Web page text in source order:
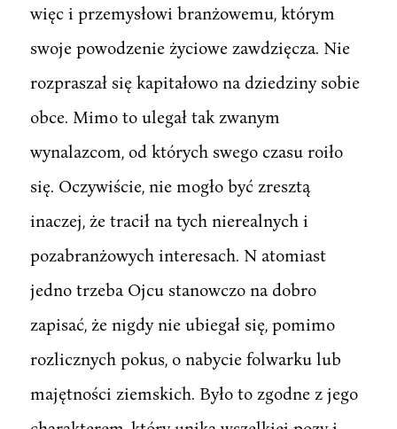
więc i przemysłowi branżowemu, którym
swoje powodzenie życiowe zawdzięcza. Nie
rozpraszał się kapitałowo na dziedziny sobie
obce. Mimo to ulegał tak zwanym
wynalazcom, od których swego czasu roiło
się. Oczywiście, nie mogło być zresztą
inaczej, że tracił na tych nierealnych i
pozabranżowych interesach. N atomiast
jedno trzeba Ojcu stanowczo na dobro
zapisać, że nigdy nie ubiegał się, pomimo
rozlicznych pokus, o nabycie folwarku lub
majętności ziemskich. Było to zgodne z jego